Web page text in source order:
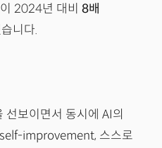
2024년 대비 8배
니다.
보이면서 동시에 AI의
improvement, 스스로